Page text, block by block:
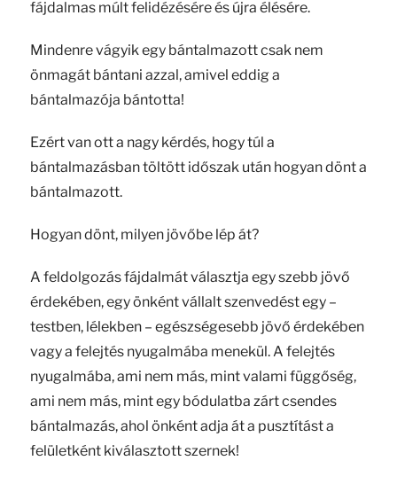
fájdalmas múlt felidézésére és újra élésére.
Mindenre vágyik egy bántalmazott csak nem
önmagát bántani azzal, amivel eddig a
bántalmazója bántotta!
Ezért van ott a nagy kérdés, hogy túl a
bántalmazásban töltött időszak után hogyan dönt a
bántalmazott.
Hogyan dönt, milyen jövőbe lép át?
A feldolgozás fájdalmát választja egy szebb jövő
érdekében, egy önként vállalt szenvedést egy –
testben, lélekben – egészségesebb jövő érdekében
vagy a felejtés nyugalmába menekül. A felejtés
nyugalmába, ami nem más, mint valami függőség,
ami nem más, mint egy bódulatba zárt csendes
bántalmazás, ahol önként adja át a pusztítást a
felületként kiválasztott szernek!